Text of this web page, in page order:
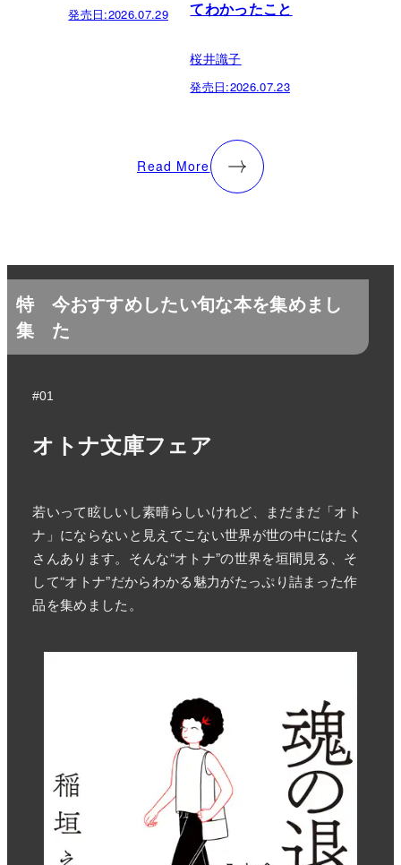
発売日:2026.07.29
てわかったこと
桜井識子
発売日:2026.07.23
Read More
特
集
今おすすめしたい旬な本を集めまし
た
#01
オトナ文庫フェア
若いって眩しいし素晴らしいけれど、まだまだ「オト
ナ」にならないと見えてこない世界が世の中にはたく
さんあります。そんな“オトナ”の世界を垣間見る、そ
して“オトナ”だからわかる魅力がたっぷり詰まった作
品を集めました。